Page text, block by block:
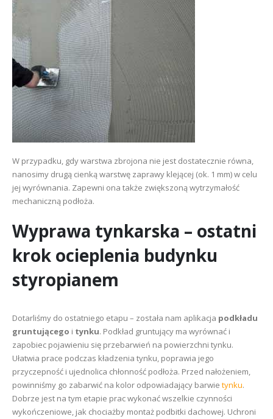
W przypadku, gdy warstwa zbrojona nie jest dostatecznie równa,
nanosimy drugą cienką warstwę zaprawy klejącej (ok. 1 mm) w celu
jej wyrównania. Zapewni ona także zwiększoną wytrzymałość
mechaniczną podłoża.
Wyprawa tynkarska – ostatni
krok ocieplenia budynku
styropianem
Dotarliśmy do ostatniego etapu – została nam aplikacja podkładu
gruntującego i tynku. Podkład gruntujący ma wyrównać i
zapobiec pojawieniu się przebarwień na powierzchni tynku.
Ułatwia prace podczas kładzenia tynku, poprawia jego
przyczepność i ujednolica chłonność podłoża. Przed nałożeniem,
powinniśmy go zabarwić na kolor odpowiadający barwie tynku.
Dobrze jest na tym etapie prac wykonać wszelkie czynności
wykończeniowe, jak chociażby montaż podbitki dachowej. Uchroni